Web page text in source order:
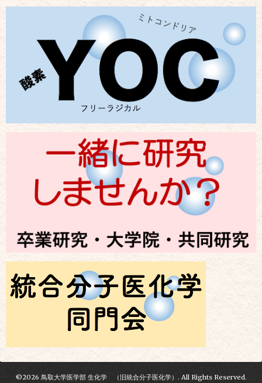
©2026 鳥取大学医学部 生化学 （旧統合分子医化学） . All Rights Reserved.